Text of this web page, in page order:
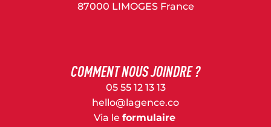
87000 LIMOGES France
COMMENT NOUS JOINDRE ?
05 55 12 13 13
hello@lagence.co
Via le formulaire